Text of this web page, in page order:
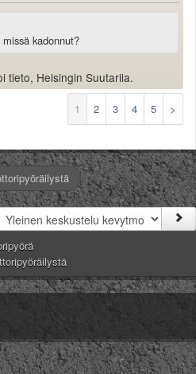
kadonnut?
tieto, Helsingin Suutarila.
1 2 3 4 5 >